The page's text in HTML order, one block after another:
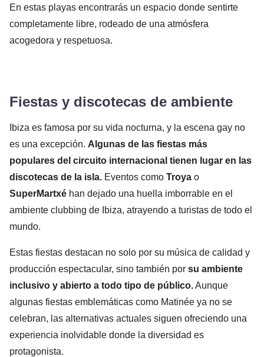
En estas playas encontrarás un espacio donde sentirte
completamente libre, rodeado de una atmósfera
acogedora y respetuosa.
Fiestas y discotecas de ambiente
Ibiza es famosa por su vida nocturna, y la escena gay no
es una excepción. Algunas de las fiestas más
populares del circuito internacional tienen lugar en las
discotecas de la isla. Eventos como Troya o
SuperMartxé han dejado una huella imborrable en el
ambiente clubbing de Ibiza, atrayendo a turistas de todo el
mundo.
Estas fiestas destacan no solo por su música de calidad y
producción espectacular, sino también por su ambiente
inclusivo y abierto a todo tipo de público.Aunque
algunas fiestas emblemáticas como Matinée ya no se
celebran, las alternativas actuales siguen ofreciendo una
experiencia inolvidable donde la diversidad es
protagonista.